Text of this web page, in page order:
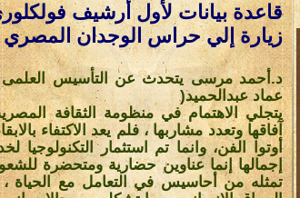
قاعدة بيانات لأول أرشيف
زيارة إلي حراس الوجدان المصري
د.أحمد مرسى يتحدث عن التأسيس العلمى
عماد عبدالحميد)
يتجلي الاهتمام في منظومة الثقافة
آفاقها وتعدد مشاربها ، فلم يعد الاكتفاء
أوتوا الفن، وانما تم استثمار التكنولوجيا
إجمالها إنما عناوين حضارية ومتحضرة
تمثله من أحاسيس في التعامل مع الحياة